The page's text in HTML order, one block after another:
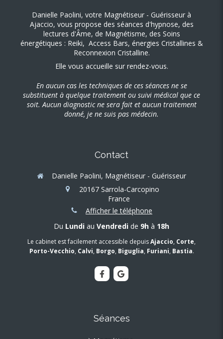
Danielle Paolini, votre Magnétiseur - Guérisseur à
Ajaccio, vous propose des séances d'hypnose, des
lectures d'Âme, de Magnétisme, des Soins
énergétiques : Reiki, Access Bars, énergies Cristallines &
Reconnexion Cristalline.
Elle vous accueille sur rendez-vous.
En aucun cas les techniques de ces séances ne se
substituent à quelque traitement ou suivi médical que ce
soit. Aucun diagnostic ne sera fait et aucun traitement
donné, je ne suis pas médecin.
Contact
Danielle Paolini, Magnétiseur - Guérisseur
20167 Sarrola-Carcopino
France
Afficher le téléphone
Du Lundi au Vendredi de 9h à 18h
Le cabinet est facilement accessible depuisAjaccio, Corte,
Porto-Vecchio, Calvi, Borgo, Biguglia, Furiani, Bastia.
Séances